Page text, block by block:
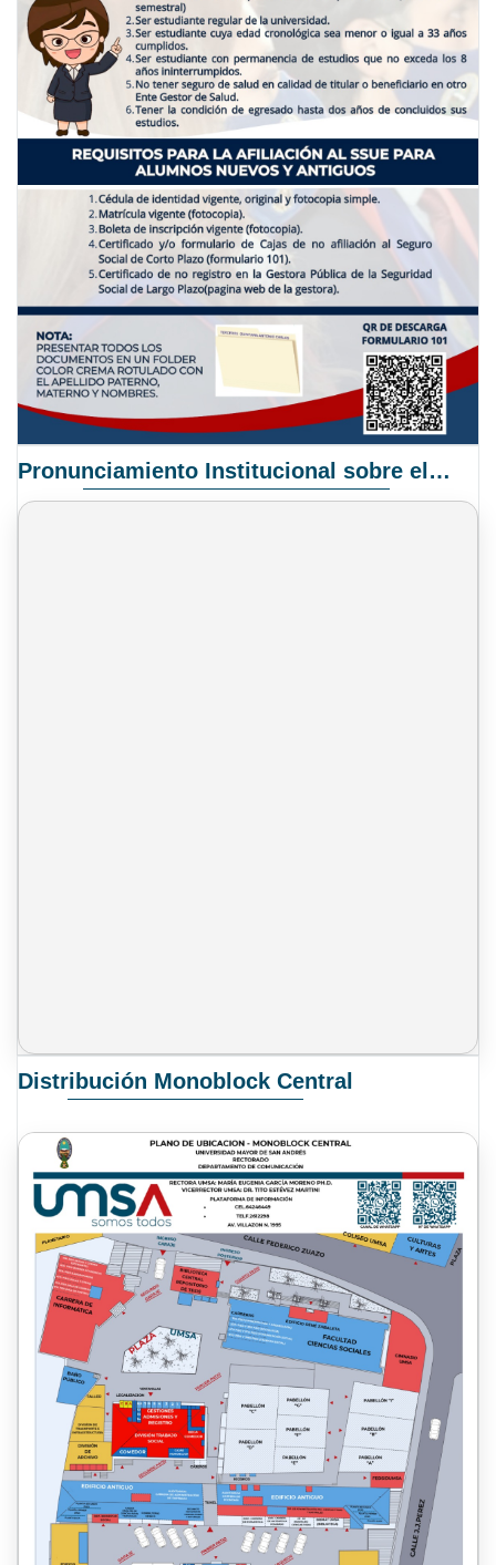
Pronunciamiento Institucional sobre el Proyecto de Ley N° 068/2025-2026 C.S.
Distribución Monoblock Central